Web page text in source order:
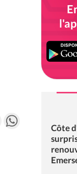
Messenger
Côte